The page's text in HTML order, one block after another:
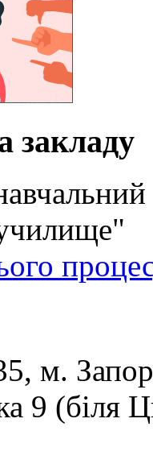
закладу
м.
9 (біля